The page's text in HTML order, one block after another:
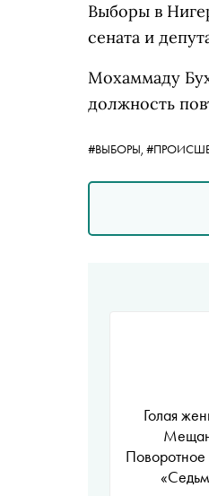
Выборы в
сената и
Мохаммаду
должность
#ВЫБОРЫ,
Голая